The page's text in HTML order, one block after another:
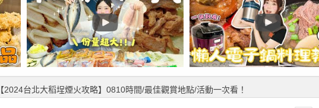
【2024台北大稻埕煙火攻略】0810時間/最佳觀賞地點/活動一次看！